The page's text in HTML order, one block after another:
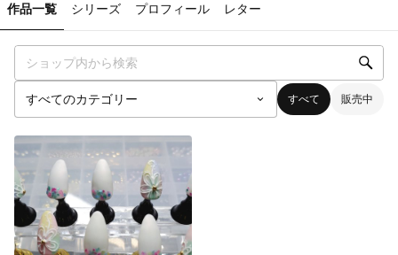
作品一覧 シリーズ プロフィール レター
すべて 販売中